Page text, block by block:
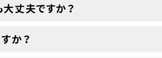
丈夫ですか？
か？